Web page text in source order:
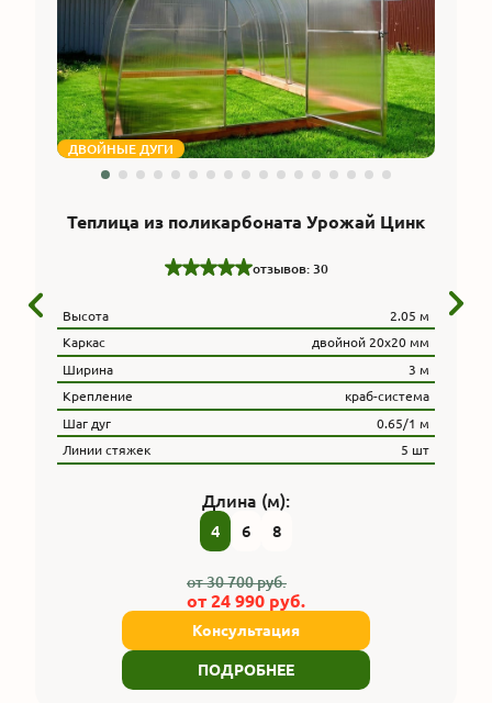
ДВОЙНЫЕ ДУГИ
Теплица из поликарбоната Урожай Цинк
отзывов: 30
Высота
2.05 м
Каркас
двойной 20х20 мм
Ширина
3 м
Крепление
краб-система
Шаг дуг
0.65/1 м
Линии стяжек
5 шт
Длина (м):
4 6 8
от30 700руб.
от 24 990 руб.
Консультация
ПОДРОБНЕЕ